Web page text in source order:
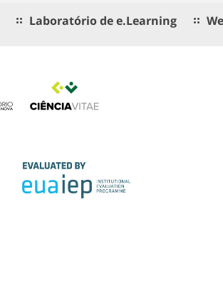
Laboratório de e.Learning